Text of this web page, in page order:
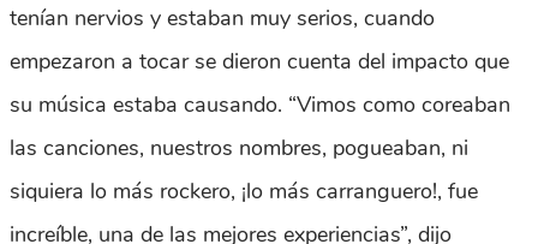
tenían nervios y estaban muy serios, cuando
empezaron a tocar se dieron cuenta del impacto que
su música estaba causando. “Vimos como coreaban
las canciones, nuestros nombres, pogueaban, ni
siquiera lo más rockero, ¡lo más carranguero!, fue
increíble, una de las mejores experiencias”, dijo